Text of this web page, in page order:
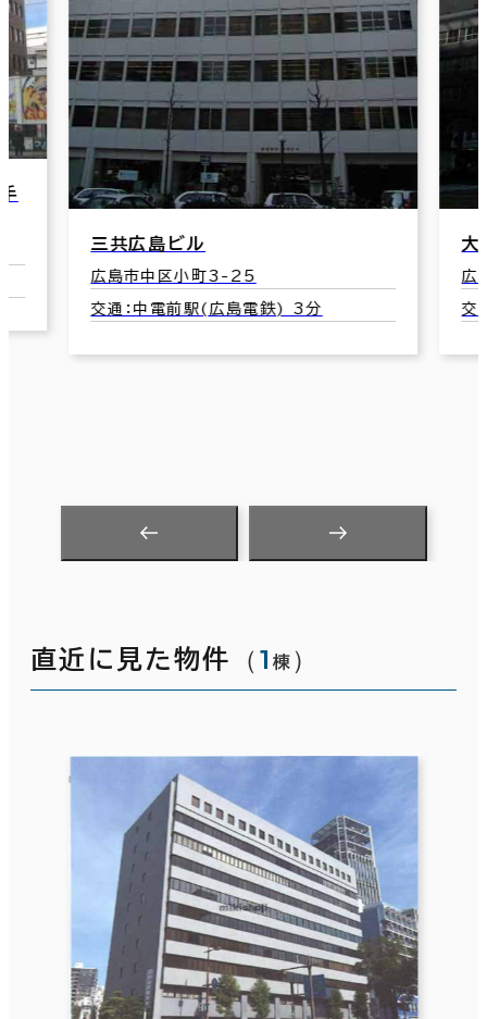
大手町中央ビル
広島市中区大手町3-8-1
交通：中電前駅(広島電鉄) 2分
あ
ビ
広
直近に見た物件 （1 棟 ）